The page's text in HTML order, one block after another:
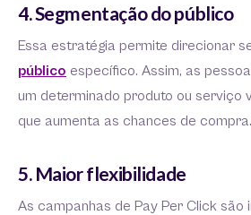
4. Segmentação do público
Essa estratégia permite direcionar
público específico. Assim, as
um determinado produto ou serviço
que aumenta as chances de
5. Maior flexibilidade
As campanhas de Pay Per Click